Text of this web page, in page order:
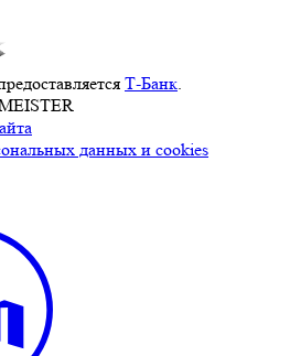
Т-Банк
данных и cookies